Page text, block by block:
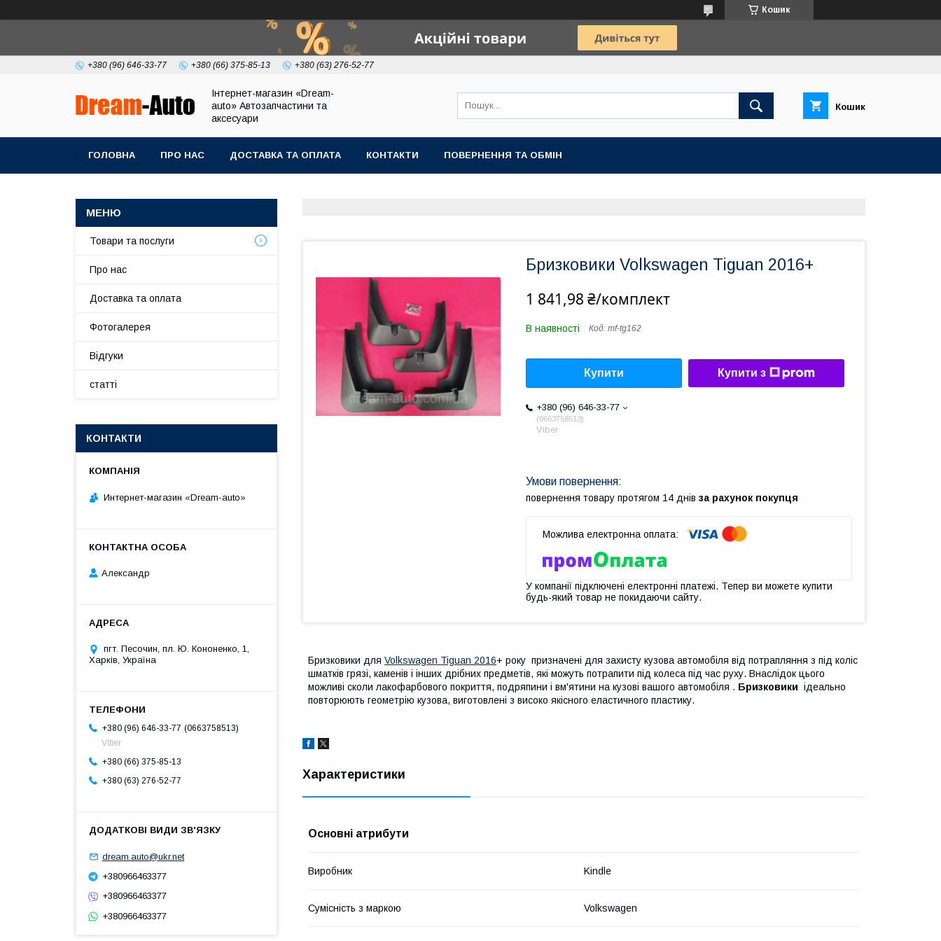
Кошик
+380 (96) 646-33-77 +380 (66) 375-85-13 +380 (63) 276-52-77
Інтернет-магазин «Dream-
auto» Автозапчастини та
аксесуари
Кошик
ГОЛОВНА ПРО НАС ДОСТАВКА ТА ОПЛАТА КОНТАКТИ ПОВЕРНЕННЯ ТА ОБМІН
Бризковики Volkswagen Tiguan 2016+
1 841,98 ₴/комплект
В наявності Код: mf-tg162
Купити Купити з
+380 (96) 646-33-77
0663758513
Viber
повернення товару протягом 14 днів за рахунок покупця
У компанії підключені електронні платежі. Тепер ви можете купити
будь-який товар не покидаючи сайту.
Бризковики для Volkswagen Tiguan 2016+ року призначені для захисту кузова автомобіля від потрапляння з під коліс
шматків грязі, каменів і інших дрібних предметів, які можуть потрапити під колеса під час руху. Внаслідок цього
можливі сколи лакофарбового покриття, подряпини і вм'ятини на кузові вашого автомобіля . Бризковики ідеально
повторюють геометрію кузова, виготовлені з високо якісного еластичного пластику.
Характеристики
Основні атрибути
Виробник Kindle
Сумісність з маркою Volkswagen
Товари та послуги
Про нас
Доставка та оплата
Фотогалерея
Відгуки
статті
КОНТАКТИ
Интернет-магазин «Dream-auto»
Александр
пгт. Песочин, пл. Ю. Кононенко, 1,
Харків, Україна
+380 (96) 646-33-77
0663758513
Viber
+380 (66) 375-85-13
+380 (63) 276-52-77
dream.auto@ukr.net
+380966463377
+380966463377
+380966463377